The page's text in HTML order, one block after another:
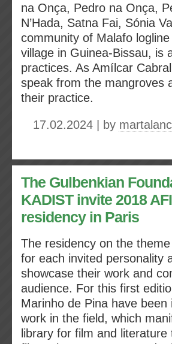
na Onça, Pedro na Onça,
N’Hada, Satna Fai, Sónia
community of Malafo
village in Guinea-Bissau, is
practices. As Amílcar
speak from the mangroves
their practice.
17.02.2024 | by
The Gulbenkian
KADIST invite 2018
residency in Paris
The residency on the
for each invited personality
showcase their work and
audience. For this first
Marinho de Pina have
work in the field, which
library for film and